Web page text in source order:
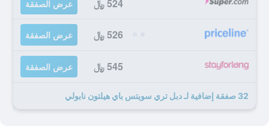
524 ﷼ عرض الصفقة
526 ﷼ عرض الصفقة
545 ﷼ عرض الصفقة
32 صفقة إضافية لـ دبل تري سويتس باي هيلتون نابولي